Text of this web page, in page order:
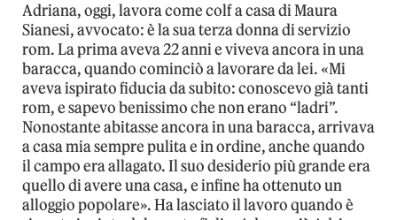
Adriana, oggi, lavora come colf a casa di Maura
Sianesi, avvocato: è la sua terza donna di servizio
rom. La prima aveva 22 anni e viveva ancora in una
baracca, quando cominciò a lavorare da lei. «Mi
aveva ispirato fiducia da subito: conoscevo già tanti
rom, e sapevo benissimo che non erano “ladri”.
Nonostante abitasse ancora in una baracca, arrivava
a casa mia sempre pulita e in ordine, anche quando
il campo era allagato. Il suo desiderio più grande era
quello di avere una casa, e infine ha ottenuto un
alloggio popolare». Ha lasciato il lavoro quando è